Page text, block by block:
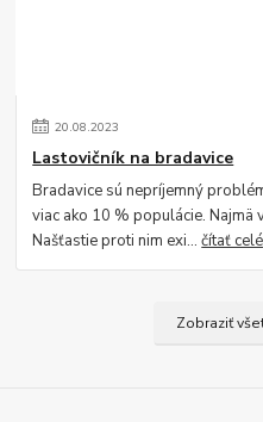
20.08.2023
Lastovičník na bradavice
Bradavice sú nepríjemný
viac ako 10 % populácie. Najmä
Našťastie proti nim exi...čítať celé
Zobraziť